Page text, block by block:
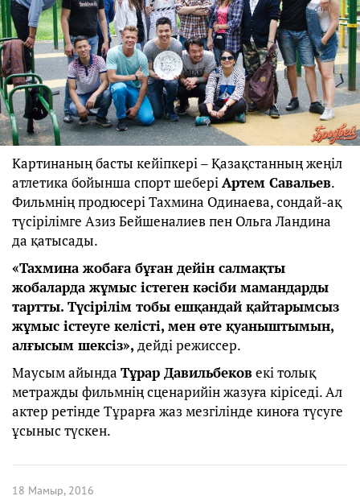
Картинаның басты кейіпкері – Қазақстанның жеңіл
атлетика бойынша спорт шеберіАртем Савальев.
Фильмнің продюсері Тахмина Одинаева, сондай-ақ
түсірілімге Азиз Бейшеналиев пен Ольга Ландина
да қатысады.
«Тахмина жобаға бұған дейін салмақты
жобаларда жұмыс істеген кәсіби мамандарды
тартты. Түсірілім тобы ешқандай қайтарымсыз
жұмыс істеуге келісті, мен өте қуаныштымын,
алғысым шексіз», дейді режиссер.
Маусым айында Тұрар Давильбековекі толық
метражды фильмнің сценарийін жазуға кіріседі. Ал
актер ретінде Тұрарға жаз мезгілінде киноға түсуге
ұсыныс түскен.
18 Мамыр, 2016